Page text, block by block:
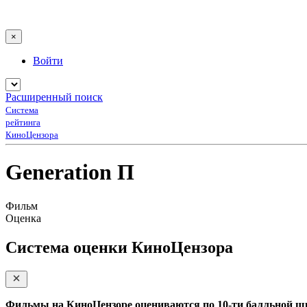
×
Войти
Расширенный поиск
Система
рейтинга
КиноЦензора
Generation П
Фильм
Оценка
Система оценки КиноЦензора
Фильмы на КиноЦензоре оцениваются по 10-ти балльной